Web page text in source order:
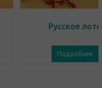
Русское лото
Подробнее